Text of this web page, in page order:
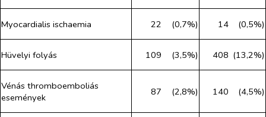
Myocardialis ischaemia 22 (0,7%) 14 (0,5%)
Hüvelyi folyás 109 (3,5%) 408 (13,2%)
Vénás thromboemboliás
események
87 (2,8%) 140 (4,5%)